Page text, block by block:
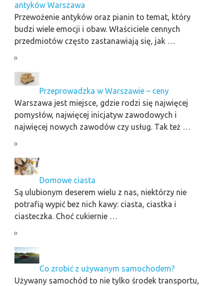
antyków Warszawa
Przewożenie antyków oraz pianin to temat, który
budzi wiele emocji i obaw. Właściciele cennych
przedmiotów często zastanawiają się, jak …
Przeprowadzka w Warszawie – ceny
Warszawa jest miejsce, gdzie rodzi się najwięcej
pomysłów, najwięcej inicjatyw zawodowych i
najwięcej nowych zawodów czy usług. Tak też …
Domowe ciasta
Są ulubionym deserem wielu z nas, niektórzy nie
potrafią wypić bez nich kawy: ciasta, ciastka i
ciasteczka. Choć cukiernie …
Co zrobić z używanym samochodem?
Używany samochód to nie tylko środek transportu,